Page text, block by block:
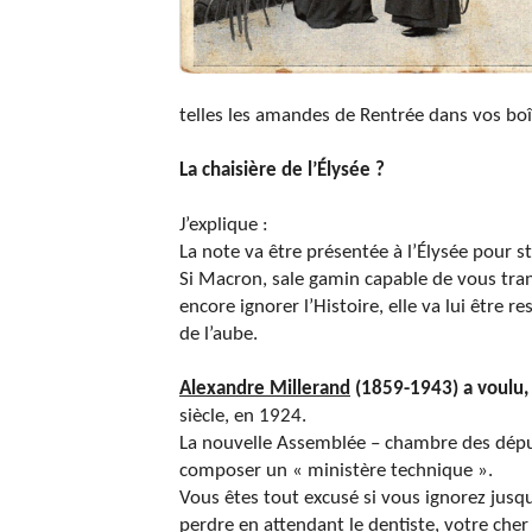
telles les amandes de Rentrée dans vos
La chaisière de l’Élysée ?
J’explique :
La note va être présentée à l’Élysée pour
Si Macron, sale gamin capable de vous
encore ignorer l’Histoire, elle va lui être
de l’aube.
Alexandre Millerand (1859-1943) a
siècle, en 1924.
La nouvelle Assemblée – chambre des
composer un « ministère technique ».
Vous êtes tout excusé si vous ignorez
perdre en attendant le dentiste, votre